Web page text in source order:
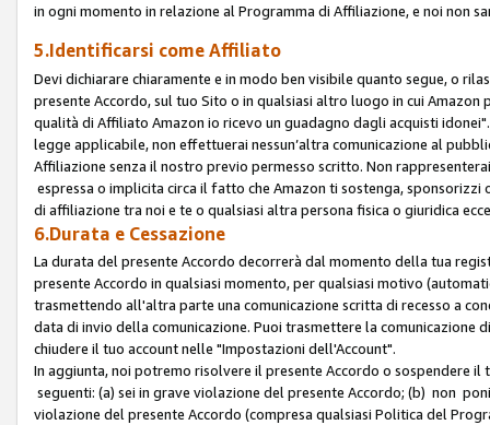
in ogni momento in relazione al Programma di Affiliazione, e noi non
5.Identificarsi come Affiliato
Devi dichiarare chiaramente e in modo ben visibile quanto segue, o
presente Accordo, sul tuo Sito o in qualsiasi altro luogo in cui
qualità di Affiliato Amazon io ricevo un guadagno dagli acquisti
legge applicabile, non effettuerai nessun’altra comunicazione al
Affiliazione senza il nostro previo permesso scritto. Non
espressa o implicita circa il fatto che Amazon ti sostenga,
di affiliazione tra noi e te o qualsiasi altra persona fisica o giuridica
6.Durata e Cessazione
La durata del presente Accordo decorrerà dal momento della tua
presente Accordo in qualsiasi momento, per qualsiasi motivo
trasmettendo all'altra parte una comunicazione scritta di recesso a
data di invio della comunicazione. Puoi trasmettere la
chiudere il tuo account nelle "Impostazioni dell'Account".
In aggiunta, noi potremo risolvere il presente Accordo o sospendere
seguenti: (a) sei in grave violazione del presente Accordo; (b) non
violazione del presente Accordo (compresa qualsiasi Politica del